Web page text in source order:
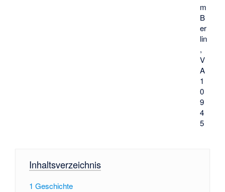
m
B
er
lin
,
V
A
1
0
9
4
5
Inhaltsverzeichnis
1 Geschichte